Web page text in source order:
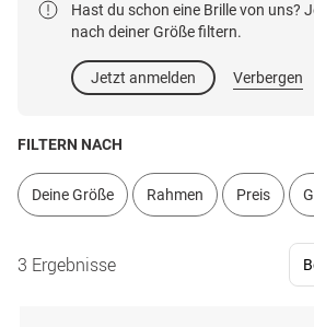
Hast du schon eine Brille von uns?
nach deiner Größe filtern.
Jetzt anmelden Verbergen
FILTERN NACH
Deine Größe Rahmen Preis
3 Ergebnisse